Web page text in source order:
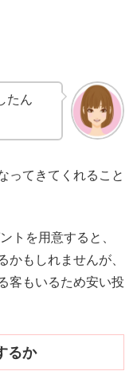
たん
ってきてくれること
トを用意すると、
かもしれませんが、
客もいるため安い投
るか